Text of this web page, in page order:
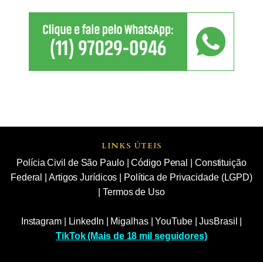
LINKS ÚTEIS
Polícia Civil de São Paulo|Código Penal
Constituição
Federal
Artigos Jurídicos
Política de Privacidade (LGPD)
|Termos de Uso
Instagram| LinkedIn Migalhas|YouTube|JusBrasil
TikTok (Mais de 18 mil seguidores)